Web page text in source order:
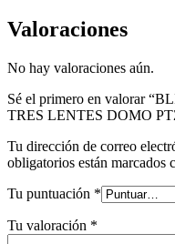
Valoraciones
No hay valoraciones aún.
Sé el primero en valorar
TRES LENTES DOMO
Tu dirección de correo
obligatorios están marcados
Tu puntuación *
Tu valoración *